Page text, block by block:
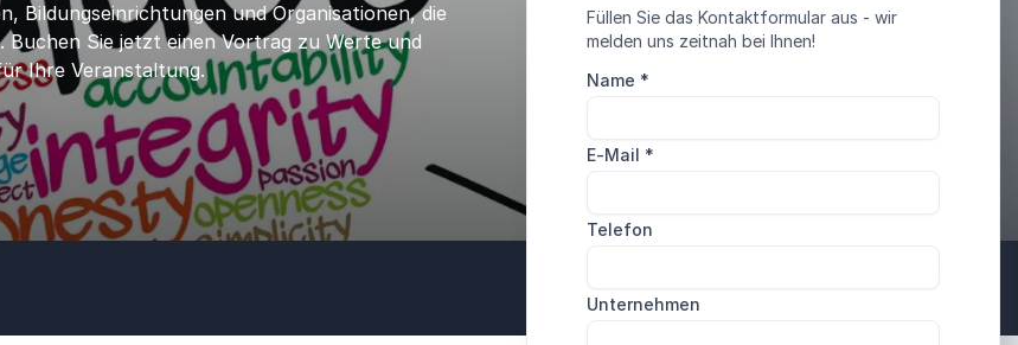
Bildungseinrichtungen und Organisationen, die
Sie jetzt einen Vortrag zu Werte und
Ihre Veranstaltung.
Füllen Sie das Kontaktformular aus - wir
melden uns zeitnah bei Ihnen!
Name *
E-Mail *
Telefon
Unternehmen